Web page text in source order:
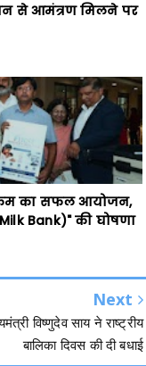
से आमंत्रण मिलने पर
का सफल आयोजन,
Bank)" की घोषणा
Next
विष्णुदेव साय ने राष्ट्रीय
बालिका दिवस की दी बधाई